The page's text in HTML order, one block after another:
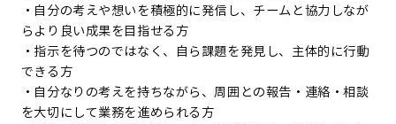
・自分の考えや想いを積極的に発信し、チームと協力しなが
らより良い成果を目指せる方
・指示を待つのではなく、自ら課題を発見し、主体的に行動
できる方
・自分なりの考えを持ちながら、周囲との報告・連絡・相談
を大切にして業務を進められる方